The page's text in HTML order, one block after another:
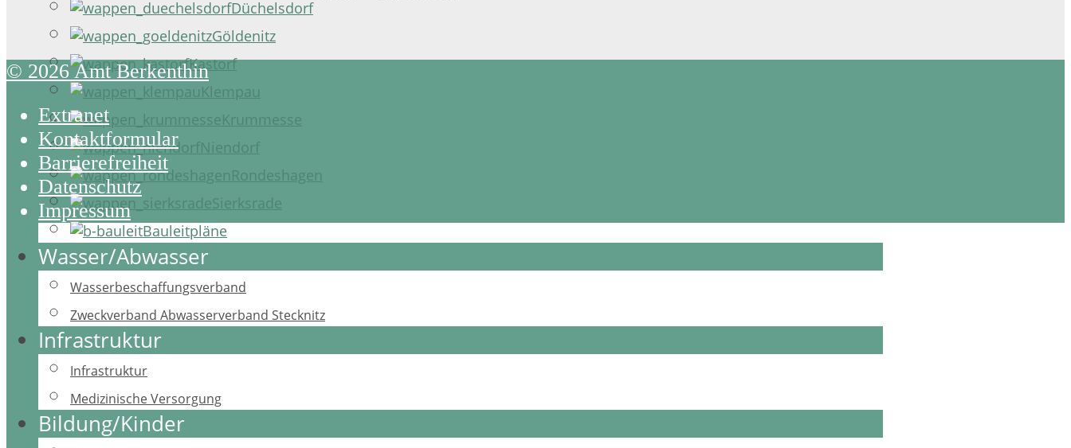
Düchelsdorf
Göldenitz
Kastorf
Klempau
Krummesse
Niendorf
Rondeshagen
Sierksrade
Bauleitpläne
Wasser/Abwasser
Wasserbeschaffungsverband
Zweckverband Abwasserverband Stecknitz
Infrastruktur
Infrastruktur
Medizinische Versorgung
Bildung/Kinder
© 2026 Amt Berkenthin
Extranet
Kontaktformular
Barrierefreiheit
Datenschutz
Impressum
Back
Top